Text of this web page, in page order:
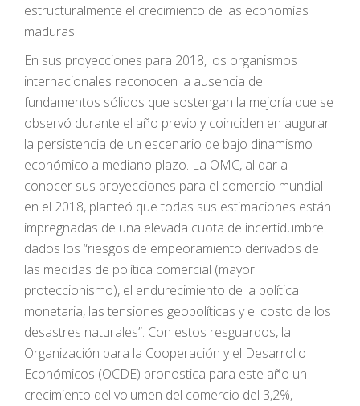
estructuralmente el crecimiento de las economías
maduras.
En sus proyecciones para 2018, los organismos
internacionales reconocen la ausencia de
fundamentos sólidos que sostengan la mejoría que se
observó durante el año previo y coinciden en augurar
la persistencia de un escenario de bajo dinamismo
económico a mediano plazo. La OMC, al dar a
conocer sus proyecciones para el comercio mundial
en el 2018, planteó que todas sus estimaciones están
impregnadas de una elevada cuota de incertidumbre
dados los “riesgos de empeoramiento derivados de
las medidas de política comercial (mayor
proteccionismo), el endurecimiento de la política
monetaria, las tensiones geopolíticas y el costo de los
desastres naturales”. Con estos resguardos, la
Organización para la Cooperación y el Desarrollo
Económicos​ (OCDE) pronostica para este año un
crecimiento del volumen del comercio del 3,2%,